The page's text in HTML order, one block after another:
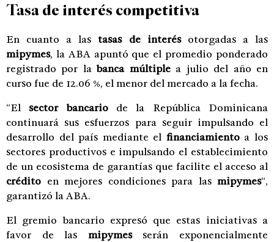
Tasa de interés competitiva
En cuanto a las tasas de interésotorgadas a las
mipymes, la ABA apuntó que el promedio ponderado
registrado por labanca múltiplea julio del año en
curso fue de 12.06 %, el menor del mercado a la fecha.
“El sector bancariode la República Dominicana
continuará sus esfuerzos para seguir impulsando el
desarrollo del país mediante el financiamientoa los
sectores productivos e impulsando el establecimiento
de un ecosistema de garantías que facilite el acceso al
crédito en mejores condiciones para las mipymes“,
garantizó la ABA.
El gremio bancario expresó que estas iniciativas a
favor de las mipymesserán exponencialmente